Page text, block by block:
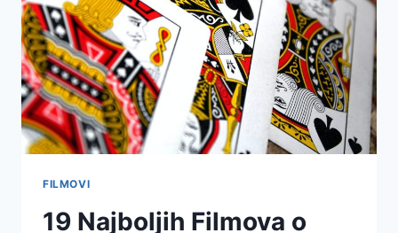
FILMOVI
19 Najboljih Filmova o